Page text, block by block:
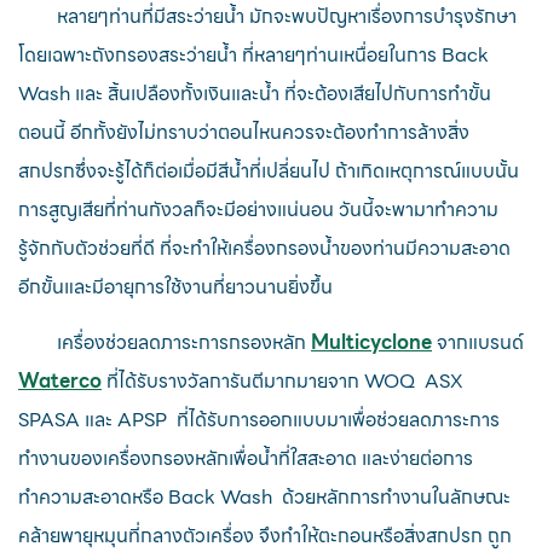
หลายๆท่านที่มีสระว่ายน้ำ มักจะพบปัญหาเรื่องการบำรุงรักษา
โดยเฉพาะถังกรองสระว่ายน้ำ ที่หลายๆท่านเหนื่อยในการ Back
Wash และ สิ้นเปลืองทั้งเงินและน้ำ ที่จะต้องเสียไปกับการทำขั้น
ตอนนี้ อีกทั้งยังไม่ทราบว่าตอนไหนควรจะต้องทำการล้างสิ่ง
สกปรกซึ่งจะรู้ได้ก็ต่อเมื่อมีสีน้ำที่เปลี่ยนไป ถ้าเกิดเหตุการณ์แบบนั้น
การสูญเสียที่ท่านกังวลก็จะมีอย่างแน่นอน วันนี้จะพามาทำความ
รู้จักกับตัวช่วยที่ดี ที่จะทำให้เครื่องกรองน้ำของท่านมีความสะอาด
อีกขั้นและมีอายุการใช้งานที่ยาวนานยิ่งขึ้น
เครื่องช่วยลดภาระการกรองหลัก Multicycloneจากแบรนด์
Waterco ที่ได้รับรางวัลการันตีมากมายจาก WOQ ASX
SPASA และ APSP ที่ได้รับการออกแบบมาเพื่อช่วยลดภาระการ
ทำงานของเครื่องกรองหลักเพื่อน้ำที่ใสสะอาด และง่ายต่อการ
ทำความสะอาดหรือ Back Wash ด้วยหลักการทำงานในลักษณะ
คล้ายพายุหมุนที่กลางตัวเครื่อง จึงทำให้ตะกอนหรือสิ่งสกปรก ถูก